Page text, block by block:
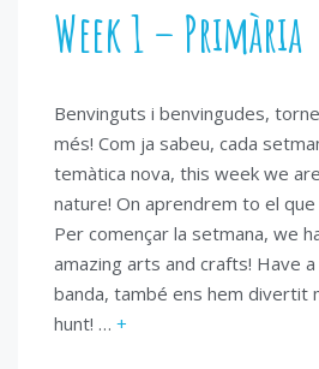
Week 1 – Primària
Benvinguts i benvingudes,
més! Com ja sabeu, cada
temàtica nova, this week we
nature! On aprendrem to el
Per començar la setmana, we
amazing arts and crafts! Have
banda, també ens hem divertit
hunt! … +